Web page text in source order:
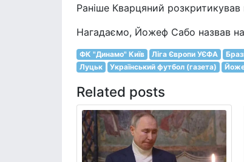
Раніше Кварцяний
Нагадаємо, Йожеф Сабо назвав
ФК "Динамо" Київ Ліга Європи УЄФА
Луцьк
Український футбол (газета)
Related posts